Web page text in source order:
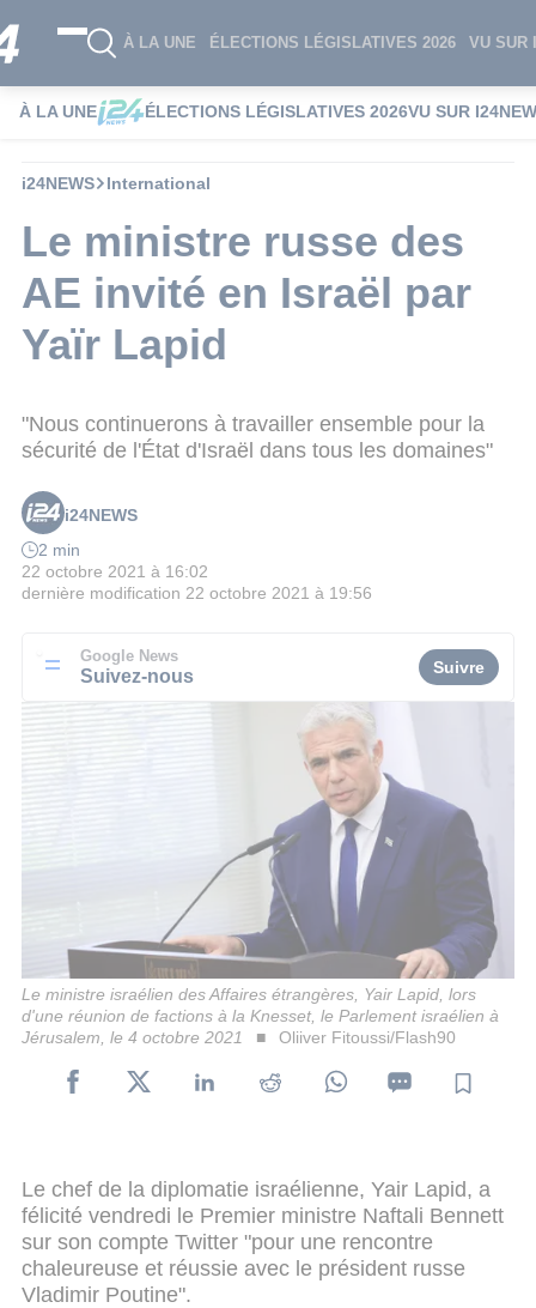
À LA UNE ÉLECTIONS LÉGISLATIVES 2026 VU SUR
À LA UNE ÉLECTIONS LÉGISLATIVES 2026VU SUR
i24NEWS International
Le ministre russe des
AE invité en Israël par
Yaïr Lapid
"Nous continuerons à travailler ensemble pour la
sécurité de l'État d'Israël dans tous les domaines"
i24NEWS
2 min
22 octobre 2021 à 16:02
dernière modification 22 octobre 2021 à 19:56
Google News
Suivez-nous Suivre
Le ministre israélien des Affaires étrangères, Yair Lapid, lors
d'une réunion de factions à la Knesset, le Parlement israélien à
Jérusalem, le 4 octobre 2021
Oliiver Fitoussi/Flash90
Le chef de la diplomatie israélienne, Yair Lapid, a
félicité vendredi le Premier ministre Naftali Bennett
sur son compte Twitter "pour une rencontre
chaleureuse et réussie avec le président russe
Vladimir Poutine".